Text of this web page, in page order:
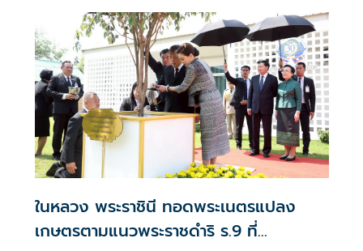
ในหลวง พระราชินี ทอดพระเนตรแปลง
เกษตรตามแนวพระราชดำริ ร.9 ที่